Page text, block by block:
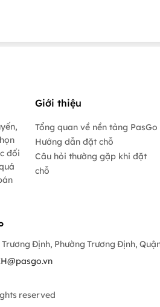
đối
Giới thiệu
Tổng quan về nền tảng PasGo
Hướng dẫn đặt chỗ
Câu hỏi thường gặp khi đặt
chỗ
Định, Phường Trương Định,
reserved